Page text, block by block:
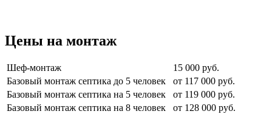
Цены на монтаж
Шеф-монтаж
15 000 руб.
Базовый монтаж септика до 5 человек
от 117 000 руб.
Базовый монтаж септика на 5 человек
от 119 000 руб.
Базовый монтаж септика на 8 человек
от 128 000 руб.